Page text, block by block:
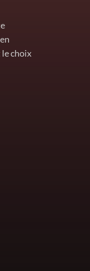
choix